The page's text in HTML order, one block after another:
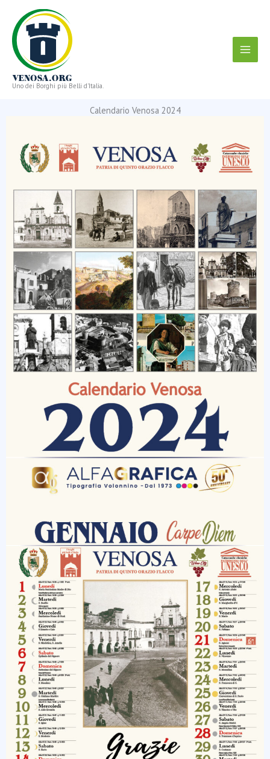
contenuto
Uno dei Borghi più Belli d'Italia.
Calendario Venosa 2024